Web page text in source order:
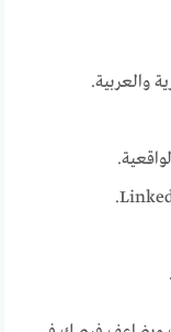
والعربية.